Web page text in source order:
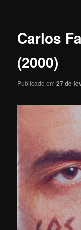
Carlos
(2000)
Publicado em27 de